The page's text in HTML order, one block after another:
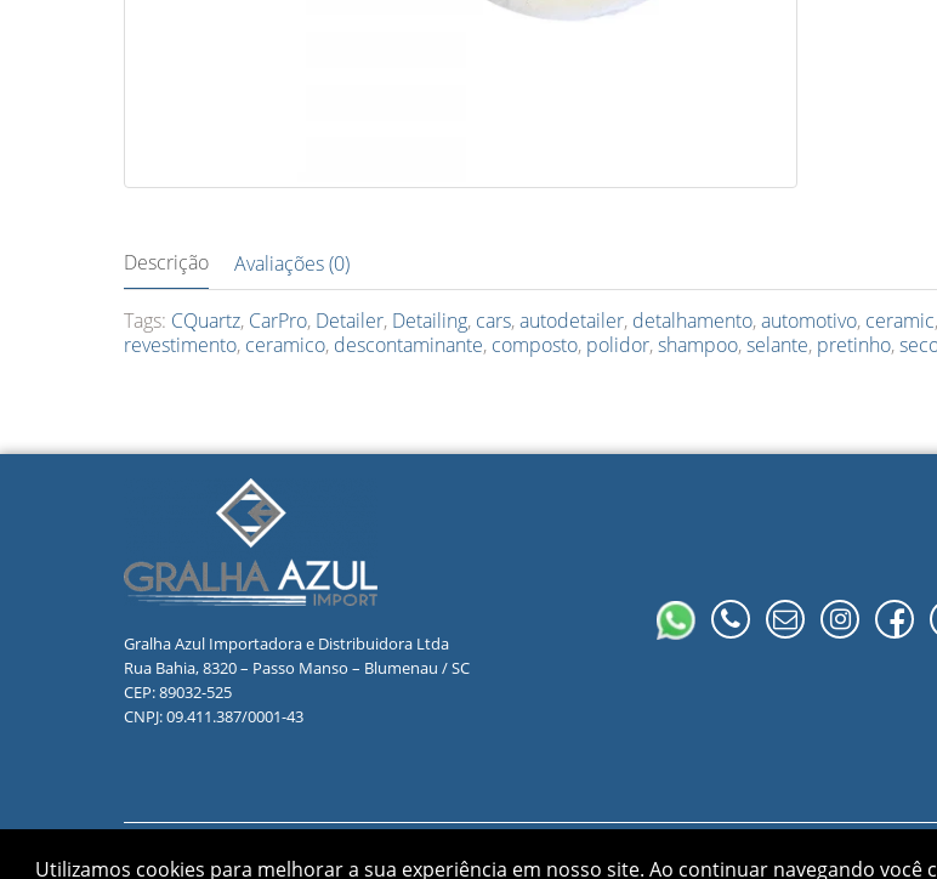
Descrição Avaliações (0)
Tags: CQuartz, CarPro, Detailer, Detailing, cars,autodetailer, detalhamento,automotivo, ceramic,
revestimento, ceramico, descontaminante, composto, polidor,shampoo,selante, pretinho,
Gralha Azul Importadora e Distribuidora Ltda
Rua Bahia, 8320 – Passo Manso – Blumenau / SC
CEP: 89032-525
CNPJ: 09.411.387/0001-43
Gralha Azul © 2026 | Desenvolvido por
Utilizamos cookies para melhorar a sua experiência em nosso site. Ao continuar navegando você